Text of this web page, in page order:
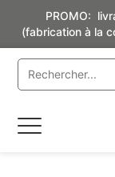
PROMO:
(fabrication à la
Basculer